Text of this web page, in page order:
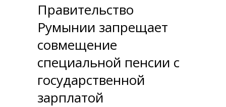
Правительство
Румынии запрещает
совмещение
специальной пенсии с
государственной
зарплатой